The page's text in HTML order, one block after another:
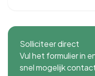
Solliciteer direct
Vul het formulier in
snel mogelijk